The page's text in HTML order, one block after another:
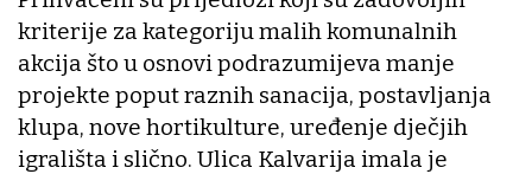
kriterije za kategoriju malih komunalnih
akcija što u osnovi podrazumijeva manje
projekte poput raznih sanacija, postavljanja
klupa, nove hortikulture, uređenje dječjih
igrališta i slično. Ulica Kalvarija imala je